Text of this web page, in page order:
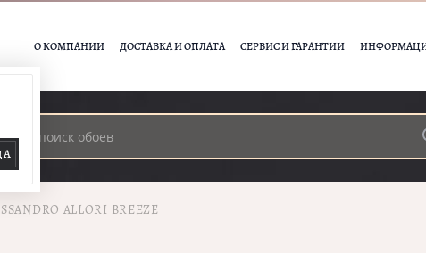
О КОМПАНИИ ДОСТАВКА И ОПЛАТА СЕРВИС И ГАРАНТИИ
ALLORI BREEZE